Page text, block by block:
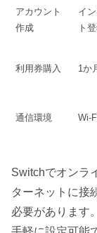
アカウント
作成
イ
ト
利用券購入 1か
通信環境 Wi-
Switchでオンラ
ターネットに接
必要があります